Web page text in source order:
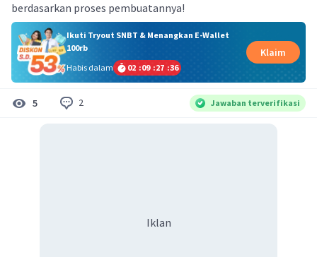
berdasarkan proses pembuatannya!
Ikuti Tryout SNBT & Menangkan E-Wallet
100rb
Habis dalam
02 :09 :27 :35
Klaim
5 2 Jawaban terverifikasi
Iklan